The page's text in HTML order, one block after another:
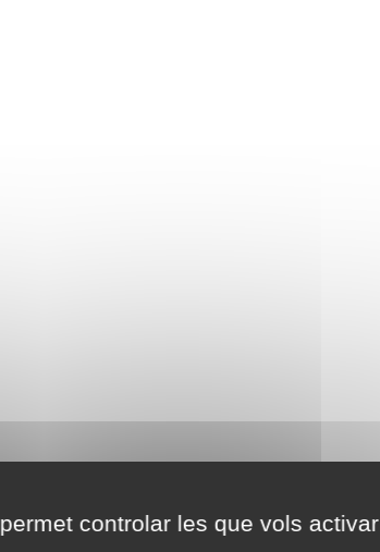
controlar les que vols activar